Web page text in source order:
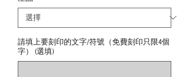
請填上要刻印的文字/符號（免費刻印只限4個
字） (選填)